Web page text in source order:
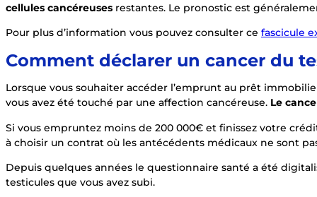
cellules cancéreuses restantes. Le pronostic est
Pour plus d’information vous pouvez consulter ce fascicule
Comment déclarer un cancer du
Lorsque vous souhaiter accéder l’emprunt au prêt
vous avez été touché par une affection cancéreuse. Le
Si vous empruntez moins de 200 000€ et finissez votre
à choisir un contrat où les antécédents médicaux ne sont
Depuis quelques années le questionnaire santé a été
testicules que vous avez subi.